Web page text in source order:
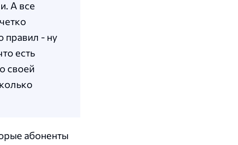
А все
правил - ну
есть
своей
абоненты